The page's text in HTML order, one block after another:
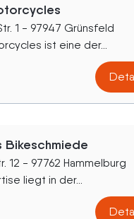
1 - 97947 Grünsfeld
ist eine der...
Bikeschmiede
12 - 97762 Hammelburg
liegt in der...